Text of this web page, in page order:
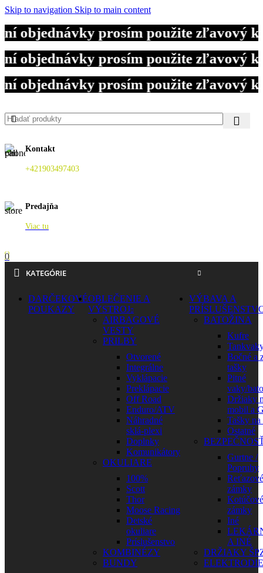
Skip to navigation Skip to main content
prosím použite zľavový
prosím použite zľavový
prosím použite zľavový
Kontakt
+421903497403
Predajňa
Viac tu
0
KATEGÓRIE
DARČEKOVÉ
POUKAZY
OBLEČENIE A
VÝSTROJ
AIRBAGOVÉ
VESTY
PRILBY
Otvorené
Integrálne
Vyklápacie
Preklápacie
Off Road
Enduro/ATV
Náhradné
sklá-plexi
Doplnky
Komunikátory
OKULIARE
100%
Scott
Thor
Moose Racing
Detské
okuliare
Príslušenstvo
KOMBINÉZY
BUNDY
VÝBAVA A
BATOŽINA
Kufre
Bočné a
tašky
Pitné
vaky/
Držiaky
mobil a
Tašky na
Ostatné
Gurtne /
Popruhy
Reťazové
zámky
Kotúčové
zámky
Iné
A INÉ
DRŽIAKY